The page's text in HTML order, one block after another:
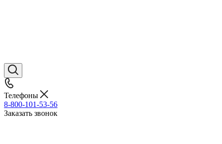
Телефоны
8-800-101-53-56
Заказать звонок